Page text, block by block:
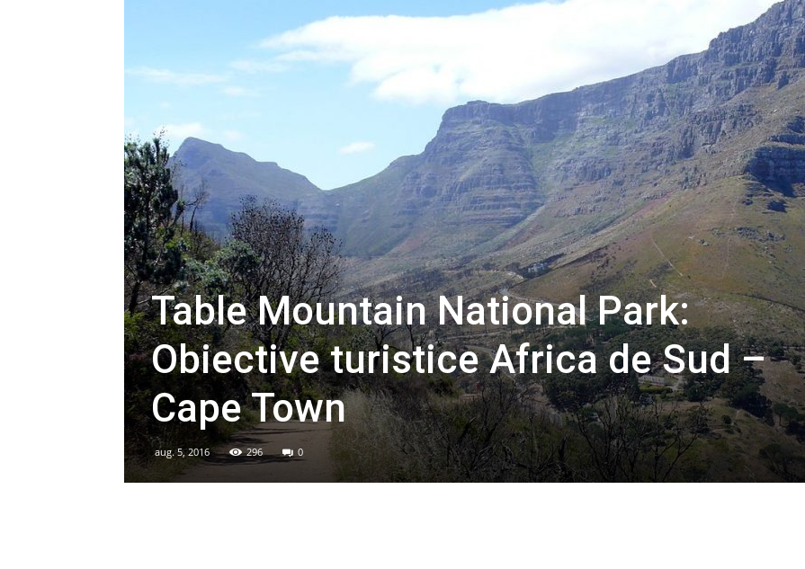
Table Mountain National Park:
Obiective turistice Africa de Sud –
Cape Town
aug. 5, 2016 296 0